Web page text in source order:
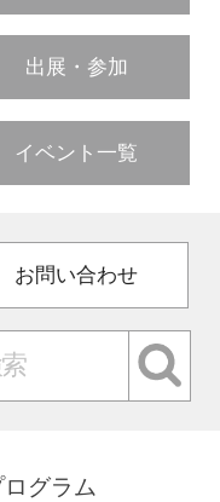
出展・参加
イベント一覧
お問い合わせ
ログラム